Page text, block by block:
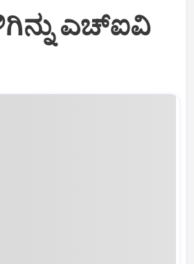
ಎಚ್‌ಐವಿ